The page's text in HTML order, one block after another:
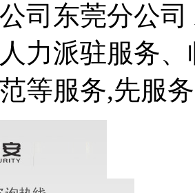
司东莞分公司
力派驻服务
等服务,先服